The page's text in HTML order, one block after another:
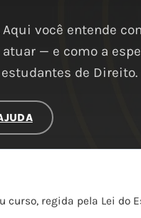
você entende
— e como a
de Direito.
regida pela Lei do